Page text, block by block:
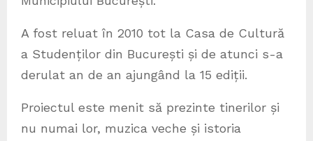
A fost reluat în 2010 tot la Casa de Cultură
a Studenților din București și de atunci s-a
derulat an de an ajungând la 15 ediții.
Proiectul este menit să prezinte tinerilor și
nu numai lor, muzica veche și istoria